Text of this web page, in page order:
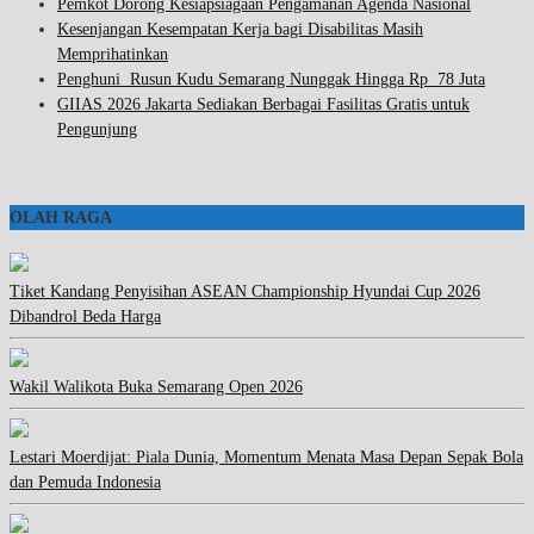
Pemkot Dorong Kesiapsiagaan Pengamanan Agenda Nasional
Kesenjangan Kesempatan Kerja bagi Disabilitas Masih
Memprihatinkan
Penghuni Rusun Kudu Semarang Nunggak Hingga Rp 78 Juta
GIIAS 2026 Jakarta Sediakan Berbagai Fasilitas Gratis untuk
Pengunjung
OLAH RAGA
Tiket Kandang Penyisihan ASEAN Championship Hyundai Cup 2026
Dibandrol Beda Harga
Wakil Walikota Buka Semarang Open 2026
Lestari Moerdijat: Piala Dunia, Momentum Menata Masa Depan Sepak Bola
dan Pemuda Indonesia